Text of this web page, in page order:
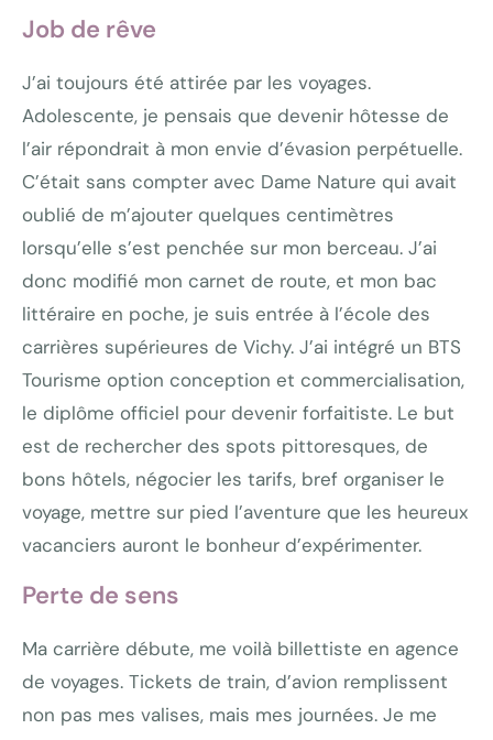
Job de rêve
J’ai toujours été attirée par les voyages.
Adolescente, je pensais que devenir hôtesse de
l’air répondrait à mon envie d’évasion perpétuelle.
C’était sans compter avec Dame Nature qui avait
oublié de m’ajouter quelques centimètres
lorsqu’elle s’est penchée sur mon berceau. J’ai
donc modifié mon carnet de route, et mon bac
littéraire en poche, je suis entrée à l’école des
carrières supérieures de Vichy. J’ai intégré un BTS
Tourisme option conception et commercialisation,
le diplôme officiel pour devenir forfaitiste. Le but
est de rechercher des spots pittoresques, de
bons hôtels, négocier les tarifs, bref organiser le
voyage, mettre sur pied l’aventure que les heureux
vacanciers auront le bonheur d’expérimenter.
Perte de sens
Ma carrière débute, me voilà billettiste en agence
de voyages. Tickets de train, d’avion remplissent
non pas mes valises, mais mes journées. Je me